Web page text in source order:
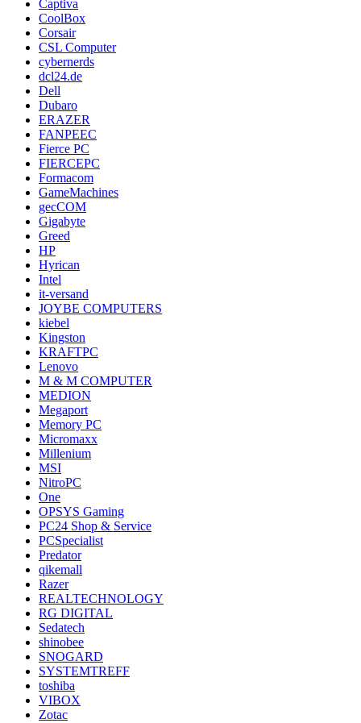
Captiva
CoolBox
Corsair
CSL Computer
cybernerds
dcl24.de
Dell
Dubaro
ERAZER
FANPEEC
Fierce PC
FIERCEPC
Formacom
GameMachines
gecCOM
Gigabyte
Greed
HP
Hyrican
Intel
it-versand
JOYBE COMPUTERS
kiebel
Kingston
KRAFTPC
Lenovo
M & M COMPUTER
MEDION
Megaport
Memory PC
Micromaxx
Millenium
MSI
NitroPC
One
OPSYS Gaming
PC24 Shop & Service
PCSpecialist
Predator
qikemall
Razer
REALTECHNOLOGY
RG DIGITAL
Sedatech
shinobee
SNOGARD
SYSTEMTREFF
toshiba
VIBOX
Zotac